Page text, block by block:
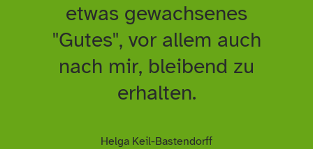
etwas gewachsenes
"Gutes", vor allem auch
nach mir, bleibend zu
erhalten.
Helga Keil-Bastendorff